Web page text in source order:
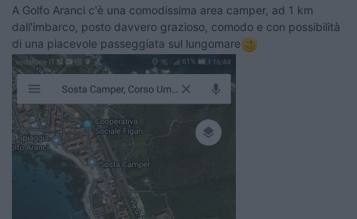
A Golfo Aranci c'è una comodissima area camper, ad 1 km
dall'imbarco, posto davvero grazioso, comodo e con possibilità
di una piacevole passeggiata sul lungomare